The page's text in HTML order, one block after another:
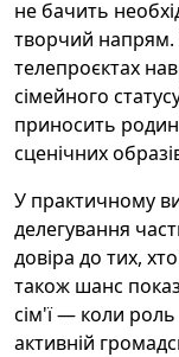
не бачить
творчий напрям.
телепроєктах
сімейного
приносить
сценічних
У практичному
делегування
довіра до тих,
також шанс
сім'ї — коли роль
активній